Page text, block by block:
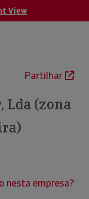
View
Partilhar
(zona
nesta empresa?